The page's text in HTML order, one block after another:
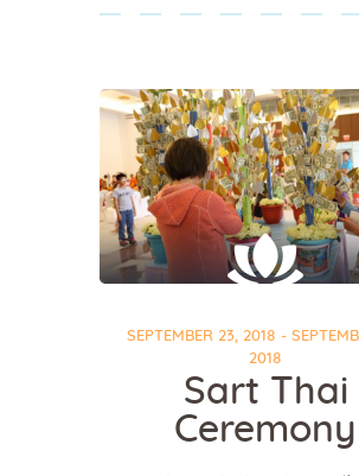
SEPTEMBER 23, 2018 -
2018
Sart Thai
Ceremony